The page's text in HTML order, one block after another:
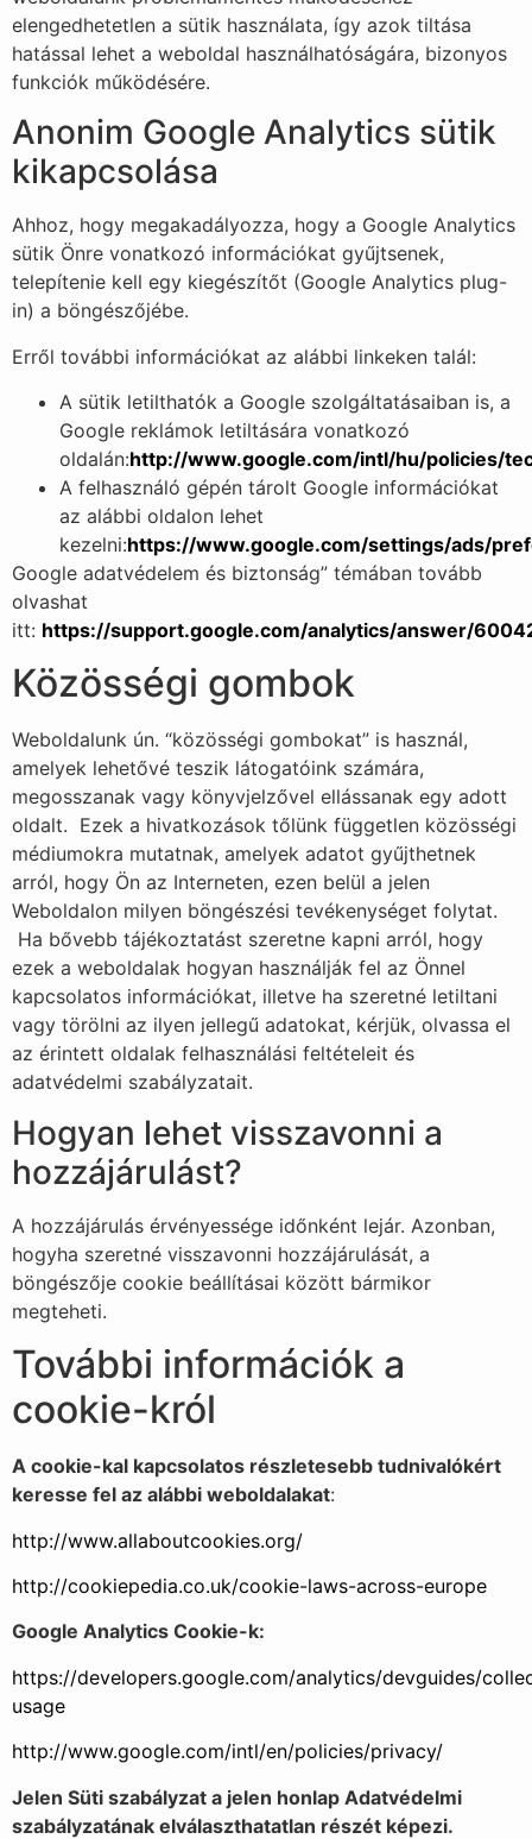
elengedhetetlen a sütik használata, így azok tiltása
hatással lehet a weboldal használhatóságára, bizonyos
funkciók működésére.
Anonim Google Analytics sütik
kikapcsolása
Ahhoz, hogy megakadályozza, hogy a Google Analytics
sütik Önre vonatkozó információkat gyűjtsenek,
telepítenie kell egy kiegészítőt (Google Analytics plug-
in) a böngészőjébe.
Erről további információkat az alábbi linkeken talál:
A sütik letilthatók a Google szolgáltatásaiban is, a
Google reklámok letiltására vonatkozó
oldalán:http://www.google.com/intl/hu/policies/
A felhasználó gépén tárolt Google információkat
az alábbi oldalon lehet
kezelni:https://www.google.com/settings/ads/
Google adatvédelem és biztonság” témában tovább
olvashat
itt: https://support.google.com/analytics/answer/
Közösségi gombok
Weboldalunk ún. “közösségi gombokat” is használ,
amelyek lehetővé teszik látogatóink számára,
megosszanak vagy könyvjelzővel ellássanak egy adott
oldalt. Ezek a hivatkozások tőlünk független közösségi
médiumokra mutatnak, amelyek adatot gyűjthetnek
arról, hogy Ön az Interneten, ezen belül a jelen
Weboldalon milyen böngészési tevékenységet folytat.
Ha bővebb tájékoztatást szeretne kapni arról, hogy
ezek a weboldalak hogyan használják fel az Önnel
kapcsolatos információkat, illetve ha szeretné letiltani
vagy törölni az ilyen jellegű adatokat, kérjük, olvassa el
az érintett oldalak felhasználási feltételeit és
adatvédelmi szabályzatait.
Hogyan lehet visszavonni a
hozzájárulást?
A hozzájárulás érvényessége időnként lejár. Azonban,
hogyha szeretné visszavonni hozzájárulását, a
böngészője cookie beállításai között bármikor
megteheti.
További információk a
cookie-król
A cookie-kal kapcsolatos részletesebb tudnivalókért
keresse fel az alábbi weboldalakat:
http://www.allaboutcookies.org/
http://cookiepedia.co.uk/cookie-laws-across-europe
Google Analytics Cookie-k:
https://developers.google.com/analytics/devguides/
usage
http://www.google.com/intl/en/policies/privacy/
Jelen Süti szabályzat a jelen honlap Adatvédelmi
szabályzatának elválaszthatatlan részét képezi.